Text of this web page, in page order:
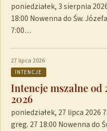
poniedziałek, 3 sierpnia
18:00 Nowenna do Św.
7:00…
27 lipca 2026
INTENCJE
Intencje mszalne od
2026
poniedziałek, 27 lipca 2026
greg. 27 18:00 Nowenna do